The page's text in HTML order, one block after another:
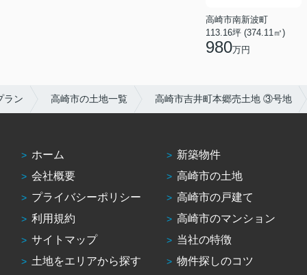
高崎市南新波町
113.16坪 (374.11㎡)
980万円
ラン 高崎市の土地一覧 高崎市吉井町本郷売土地 ③号地
ホーム
会社概要
プライバシーポリシー
利用規約
サイトマップ
土地をエリアから探す
新築物件
高崎市の土地
高崎市の戸建て
高崎市のマンション
当社の特徴
物件探しのコツ